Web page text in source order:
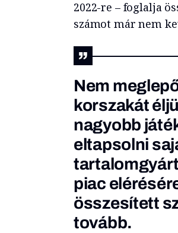
2022-re – foglalja
számot már nem
Nem
korszakát
nagyobb
eltapsolni
piac
összesített
tovább.